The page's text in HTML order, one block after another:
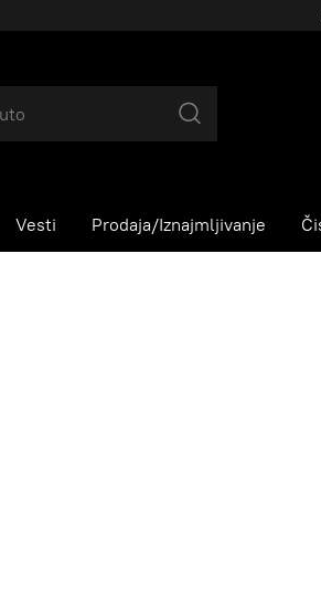
Vesti Prodaja/Iznajmljivanje